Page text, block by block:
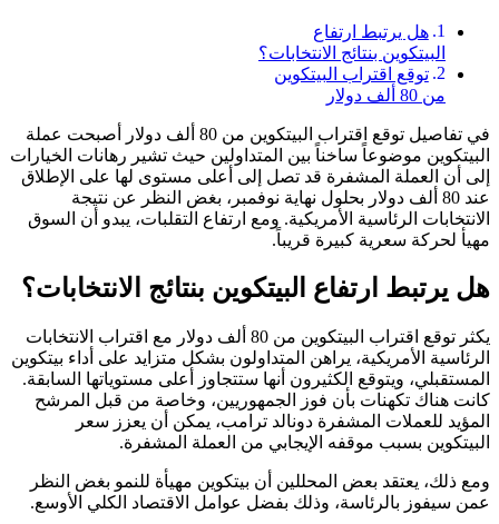
هل يرتبط ارتفاع
البيتكوين بنتائج الانتخابات؟
توقع اقتراب البيتكوين
من 80 ألف دولار
في تفاصيل توقع اقتراب البيتكوين من 80 ألف دولار أصبحت عملة
البيتكوين موضوعاً ساخناً بين المتداولين حيث تشير رهانات الخيارات
إلى أن العملة المشفرة قد تصل إلى أعلى مستوى لها على الإطلاق
عند 80 ألف دولار بحلول نهاية نوفمبر، بغض النظر عن نتيجة
الانتخابات الرئاسية الأمريكية. ومع ارتفاع التقلبات، يبدو أن السوق
مهيأ لحركة سعرية كبيرة قريباً.
هل يرتبط ارتفاع البيتكوين بنتائج الانتخابات؟
يكثر توقع اقتراب البيتكوين من 80 ألف دولار مع اقتراب الانتخابات
الرئاسية الأمريكية، يراهن المتداولون بشكل متزايد على أداء بيتكوين
المستقبلي، ويتوقع الكثيرون أنها ستتجاوز أعلى مستوياتها السابقة.
كانت هناك تكهنات بأن فوز الجمهوريين، وخاصة من قبل المرشح
المؤيد للعملات المشفرة دونالد ترامب، يمكن أن يعزز سعر
البيتكوين بسبب موقفه الإيجابي من العملة المشفرة.
ومع ذلك، يعتقد بعض المحللين أن بيتكوين مهيأة للنمو بغض النظر
عمن سيفوز بالرئاسة، وذلك بفضل عوامل الاقتصاد الكلي الأوسع.